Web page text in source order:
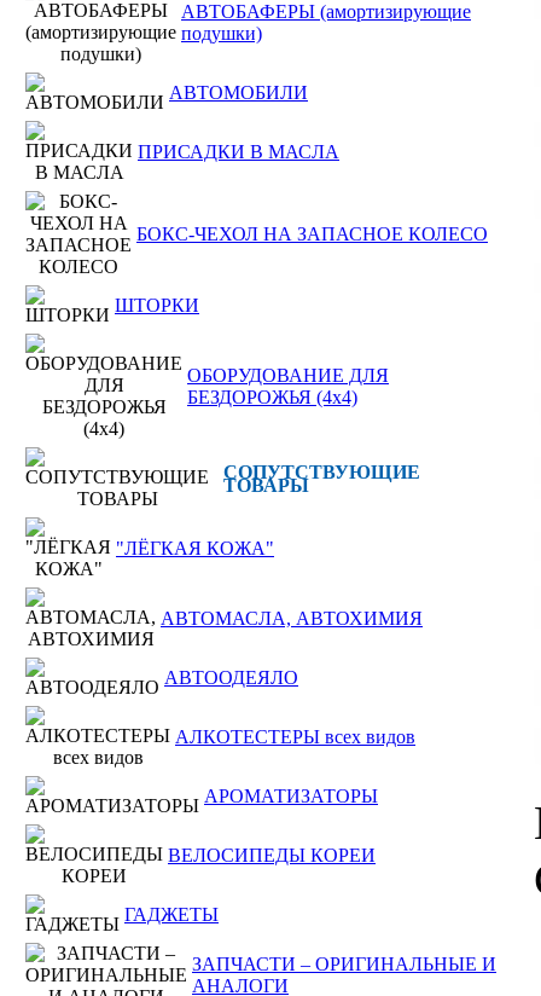
АВТОБАФЕРЫ (амортизирующие
подушки)
АВТОМОБИЛИ
ПРИСАДКИ В МАСЛА
БОКС-ЧЕХОЛ НА ЗАПАСНОЕ КОЛЕСО
ШТОРКИ
ОБОРУДОВАНИЕ ДЛЯ
БЕЗДОРОЖЬЯ (4x4)
СОПУТСТВУЮЩИЕ
ТОВАРЫ
"ЛЁГКАЯ КОЖА"
АВТОМАСЛА, АВТОХИМИЯ
АВТООДЕЯЛО
АЛКОТЕСТЕРЫ всех видов
АРОМАТИЗАТОРЫ
ВЕЛОСИПЕДЫ КОРЕИ
ГАДЖЕТЫ
ЗАПЧАСТИ – ОРИГИНАЛЬНЫЕ И
АНАЛОГИ